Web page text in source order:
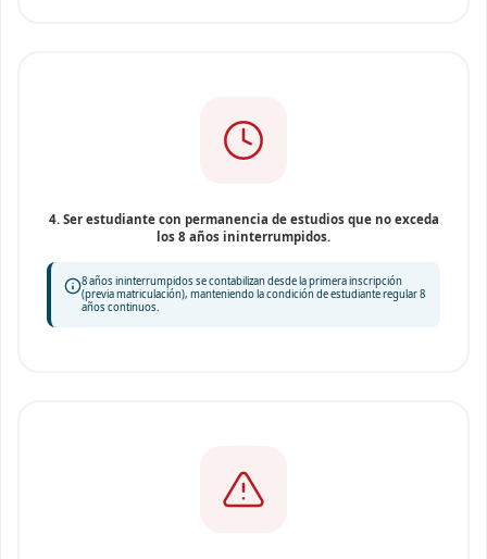
4. Ser estudiante con permanencia de estudios que no exceda
los 8 años ininterrumpidos.
8 años ininterrumpidos se contabilizan desde la primera inscripción
(previa matriculación), manteniendo la condición de estudiante regular 8
años continuos.